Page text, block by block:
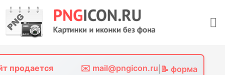
content
продается ✉️ mail@pngicon.ru 📝 форма